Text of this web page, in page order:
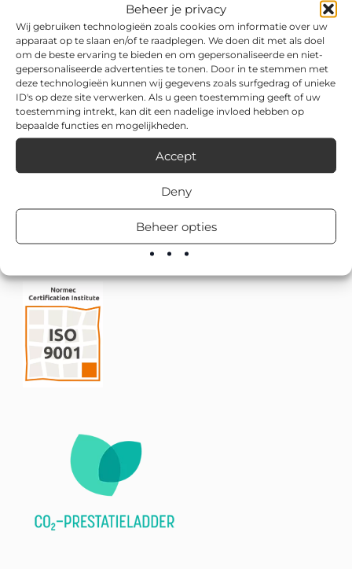
Beheer je privacy
Wij gebruiken technologieën zoals cookies om informatie over uw
apparaat op te slaan en/of te raadplegen. We doen dit met als doel
om de beste ervaring te bieden en om gepersonaliseerde en niet-
gepersonaliseerde advertenties te tonen. Door in te stemmen met
deze technologieën kunnen wij gegevens zoals surfgedrag of unieke
ID's op deze site verwerken. Als u geen toestemming geeft of uw
toestemming intrekt, kan dit een nadelige invloed hebben op
bepaalde functies en mogelijkheden.
Accept
Deny
Beheer opties